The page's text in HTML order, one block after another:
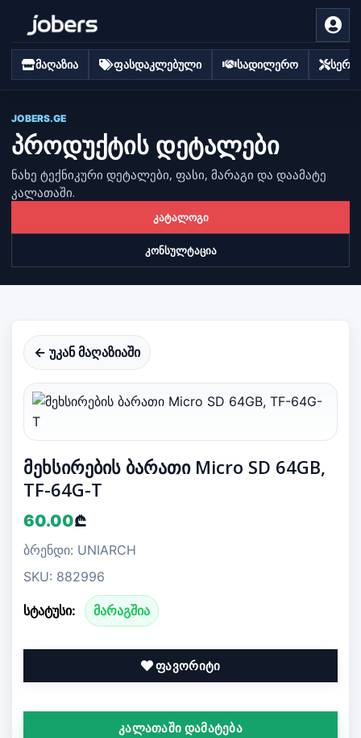
მაღაზია ფასდაკლებული სადილერო
JOBERS.GE
პროდუქტის დეტალები
ნახე ტექნიკური დეტალები, ფასი, მარაგი და დაამატე
კალათაში.
კატალოგი
კონსულტაცია
← უკან მაღაზიაში
მეხსირების ბარათი Micro SD 64GB,
TF-64G-T
60.00₾
ბრენდი: UNIARCH
SKU: 882996
სტატუსი: მარაგშია
ფავორიტი
კალათაში დამატება